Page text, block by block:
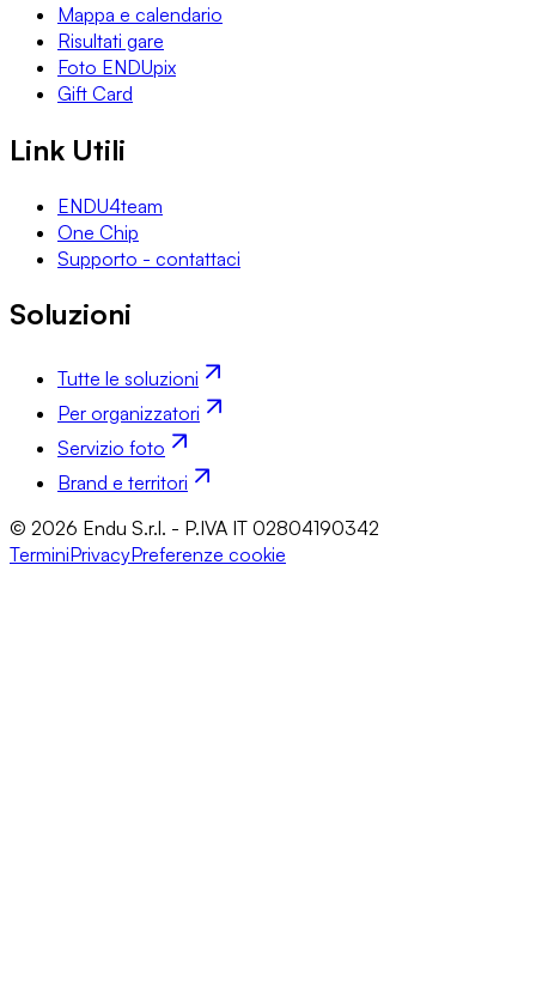
Mappa e calendario
Risultati gare
Foto ENDUpix
Gift Card
Link Utili
ENDU4team
One Chip
Supporto - contattaci
Soluzioni
Tutte le soluzioni
Per organizzatori
Servizio foto
Brand e territori
© 2026 Endu S.r.l. - P.IVA IT 02804190342
TerminiPrivacyPreferenze cookie